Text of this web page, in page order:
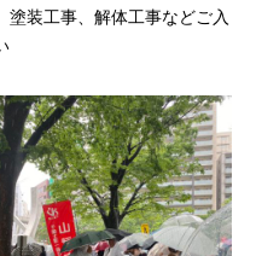
装工事、解体工事などご入